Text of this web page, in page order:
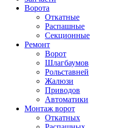
Ворота
Откатные
Распашные
Секционные
Ремонт
Ворот
Шлагбаумов
Рольставней
Жалюзи
Приводов
Автоматики
Монтаж ворот
Откатных